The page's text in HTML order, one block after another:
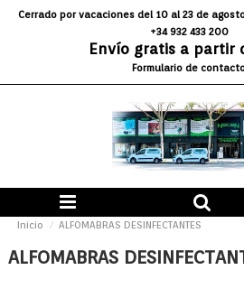
Cerrado por vacaciones del 10 al 23 de
+34 932 433 200
Envío gratis a partir
Formulario de
Inicio ALFOMABRAS DESINFECTANTES
ALFOMABRAS